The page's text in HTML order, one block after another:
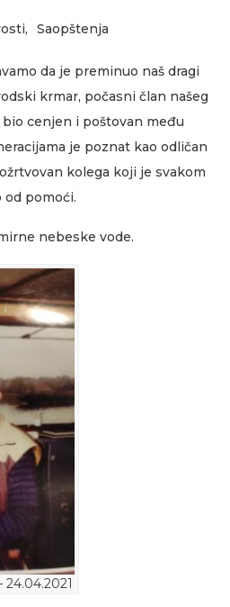
, Saopštenja
da je preminuo naš dragi
krmar, počasni član našeg
bio cenjen i poštovan među
je poznat kao odličan
kolega koji je svakom
od pomoći.
nebeske vode.
24.04.2021